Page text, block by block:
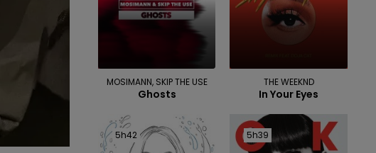
MOSIMANN, SKIP THE USE
Ghosts
THE WEEKND
In Your Eyes
5h42
5h42 5h39
5h39